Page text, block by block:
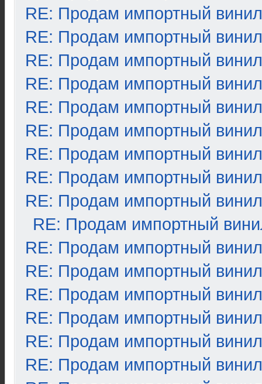
RE: Продам импортный винил
RE: Продам импортный винил
RE: Продам импортный винил
RE: Продам импортный винил
RE: Продам импортный винил
RE: Продам импортный винил
RE: Продам импортный винил
RE: Продам импортный винил
RE: Продам импортный винил
RE: Продам импортный
RE: Продам импортный винил
RE: Продам импортный винил
RE: Продам импортный винил
RE: Продам импортный винил
RE: Продам импортный винил
RE: Продам импортный винил